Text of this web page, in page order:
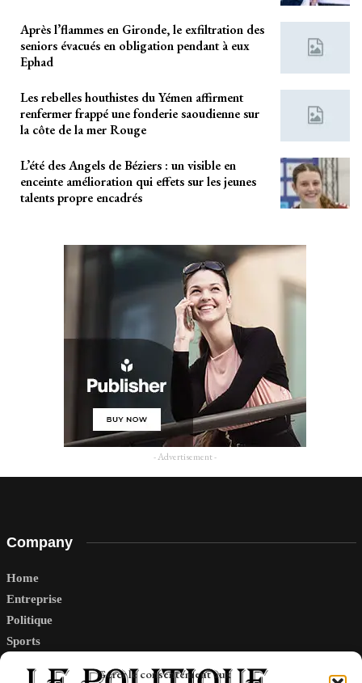
Gérer le consentement aux
Après l’flammes en Gironde, le exfiltration des
seniors évacués en obligation pendant à eux
Ephad
Les rebelles houthistes du Yémen affirment
renfermer frappé une fonderie saoudienne sur
la côte de la mer Rouge
L’été des Angels de Béziers : un visible en
enceinte amélioration qui effets sur les jeunes
talents propre encadrés
- Advertisement -
Company
Home
Entreprise
Politique
Sports